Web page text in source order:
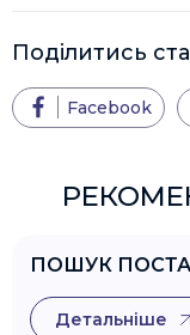
Поділитись
Facebook
ПОШУК
Детальніше